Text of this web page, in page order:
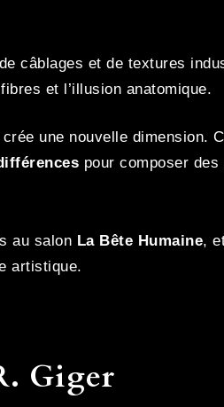
câblages et de textures
et l’illusion anatomique.
une nouvelle dimension.
pour composer
au salon La Bête Humaine,
artistique.
Giger